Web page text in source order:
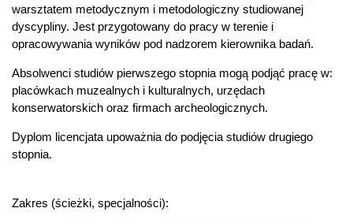
warsztatem metodycznym i metodologiczny studiowanej
dyscypliny. Jest przygotowany do pracy w terenie i
opracowywania wyników pod nadzorem kierownika badań.
Absolwenci studiów pierwszego stopnia mogą podjąć pracę w:
placówkach muzealnych i kulturalnych, urzędach
konserwatorskich oraz firmach archeologicznych.
Dyplom licencjata upoważnia do podjęcia studiów drugiego
stopnia.
Zakres (ścieżki, specjalności):